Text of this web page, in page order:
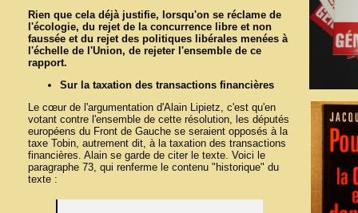
Rien que cela déjà justifie, lorsqu'on se réclame de
l'écologie, du rejet de la concurrence libre et non
faussée et du rejet des politiques libérales menées à
l'échelle de l'Union, de rejeter l'ensemble de ce
rapport.
Sur la taxation des transactions financières
Le cœur de l'argumentation d'Alain Lipietz, c'est qu'en
votant contre l'ensemble de cette résolution, les députés
européens du Front de Gauche se seraient opposés à la
taxe Tobin, autrement dit, à la taxation des transactions
financières. Alain se garde de citer le texte. Voici le
paragraphe 73, qui renferme le contenu "historique" du
texte :